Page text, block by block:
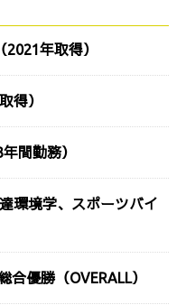
年取得）
得）
間勤務）
環境学、スポーツバイ
合優勝（OVERALL）